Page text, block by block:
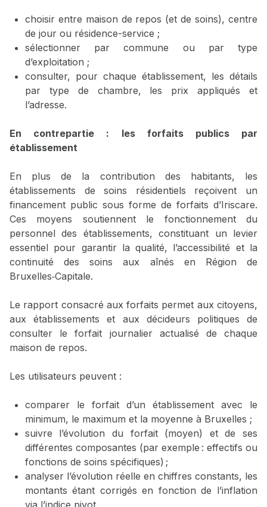
choisir entre maison de repos (et de soins), centre
de jour ou résidence-service ;
sélectionner par commune ou par type
d’exploitation ;
consulter, pour chaque établissement, les détails
par type de chambre, les prix appliqués et
l’adresse.
En contrepartie : les forfaits publics par
établissement
En plus de la contribution des habitants, les
établissements de soins résidentiels reçoivent un
financement public sous forme de forfaits d’Iriscare.
Ces moyens soutiennent le fonctionnement du
personnel des établissements, constituant un levier
essentiel pour garantir la qualité, l’accessibilité et la
continuité des soins aux aînés en Région de
Bruxelles‑Capitale.
Le rapport consacré aux forfaits permet aux citoyens,
aux établissements et aux décideurs politiques de
consulter le forfait journalier actualisé de chaque
maison de repos.
Les utilisateurs peuvent :
comparer le forfait d’un établissement avec le
minimum, le maximum et la moyenne à Bruxelles ;
suivre l’évolution du forfait (moyen) et de ses
différentes composantes (par exemple : effectifs ou
fonctions de soins spécifiques) ;
analyser l’évolution réelle en chiffres constants, les
montants étant corrigés en fonction de l’inflation
via l’indice pivot.